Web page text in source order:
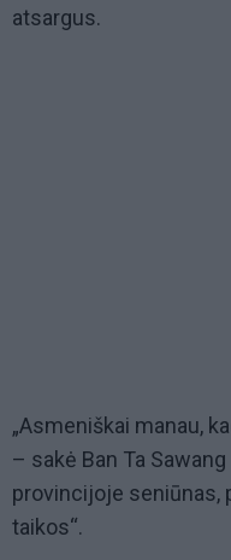
atsargus.
„Asmeniškai manau,
– sakė Ban Ta
provincijoje seniūnas,
taikos“.